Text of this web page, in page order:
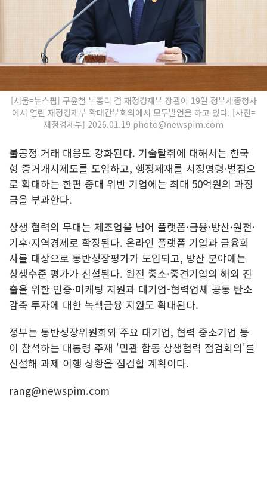
[서울=뉴스핌] 구윤철 부총리 겸 재정경제부 장관이 19일 정부세종청사
에서 열린 재정경제부 확대간부회의에서 모두발언을 하고 있다. [사진=
재정경제부] 2026.01.19 photo@newspim.com
불공정 거래 대응도 강화된다. 기술탈취에 대해서는 한국
형 증거개시제도를 도입하고, 행정제재를 시정명령·벌점으
로 확대하는 한편 중대 위반 기업에는 최대 50억원의 과징
금을 부과한다.
상생 협력의 무대는 제조업을 넘어 플랫폼·금융·방산·원전·
기후·지역경제로 확장된다. 온라인 플랫폼 기업과 금융회
사를 대상으로 동반성장평가가 도입되고, 방산 분야에는
상생수준 평가가 신설된다. 원전 중소·중견기업의 해외 진
출을 위한 인증·마케팅 지원과 대기업-협력업체 공동 탄소
감축 투자에 대한 녹색금융 지원도 확대된다.
정부는 동반성장위원회와 주요 대기업, 협력 중소기업 등
이 참석하는 대통령 주재 '민관 합동 상생협력 점검회의'를
신설해 과제 이행 상황을 점검할 계획이다.
rang@newspim.com